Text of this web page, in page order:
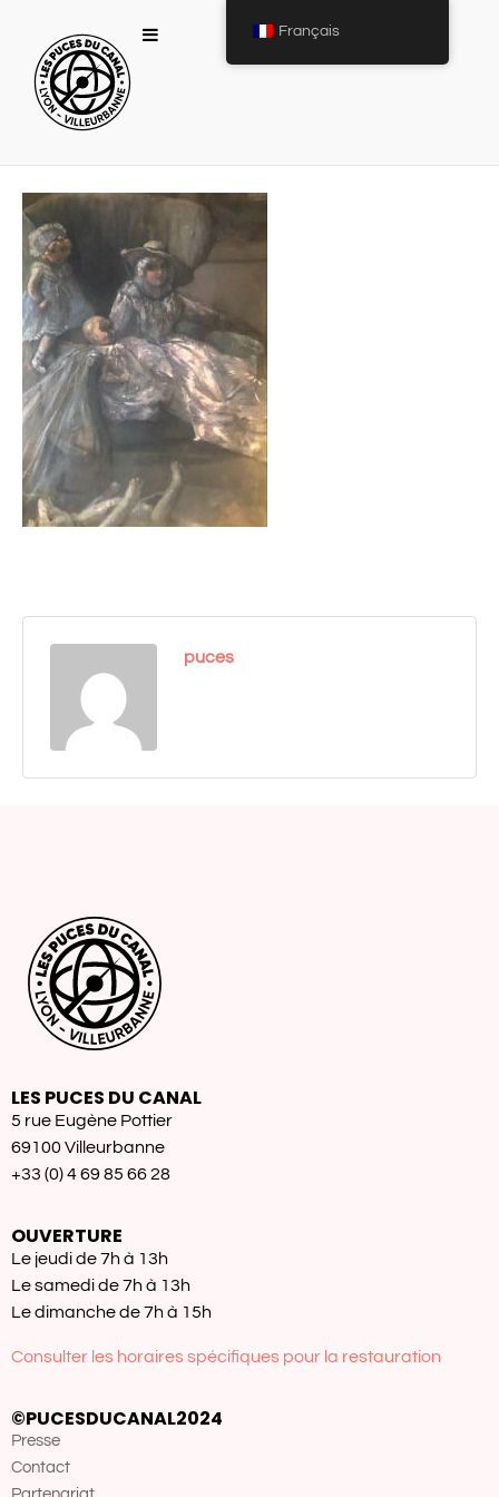
puces
LES PUCES DU CANAL
5 rue Eugène Pottier
69100 Villeurbanne
+33 (0) 4 69 85 66 28
OUVERTURE
Le jeudi de 7h à 13h
Le samedi de 7h à 13h
Le dimanche de 7h à 15h
Consulter les horaires spécifiques pour la restauration
©PUCESDUCANAL2024
Presse
Contact
Français